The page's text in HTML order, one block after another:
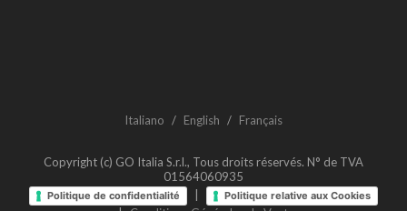
Italiano / English / Français
Copyright (c) GO Italia S.r.l., Tous droits réservés. N° de TVA
01564060935
Politique de confidentialité Politique relative aux Cookies